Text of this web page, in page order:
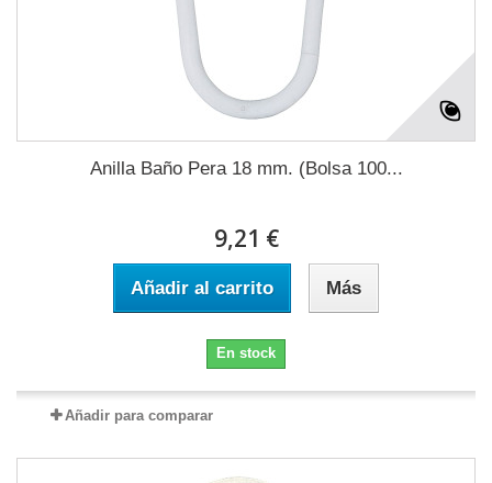
Anilla Baño Pera 18 mm. (Bolsa 100...
9,21 €
Añadir al carrito Más
En stock
Añadir para comparar